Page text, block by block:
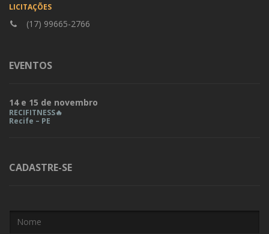
LICITAÇÕES
(17) 99665-2766
EVENTOS
14 e 15 de novembro
RECIFITNESS🔥
Recife – PE
CADASTRE-SE